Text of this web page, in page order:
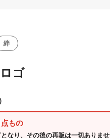
絆
ゴ
もの
なり、その後の再販は一切ありませ